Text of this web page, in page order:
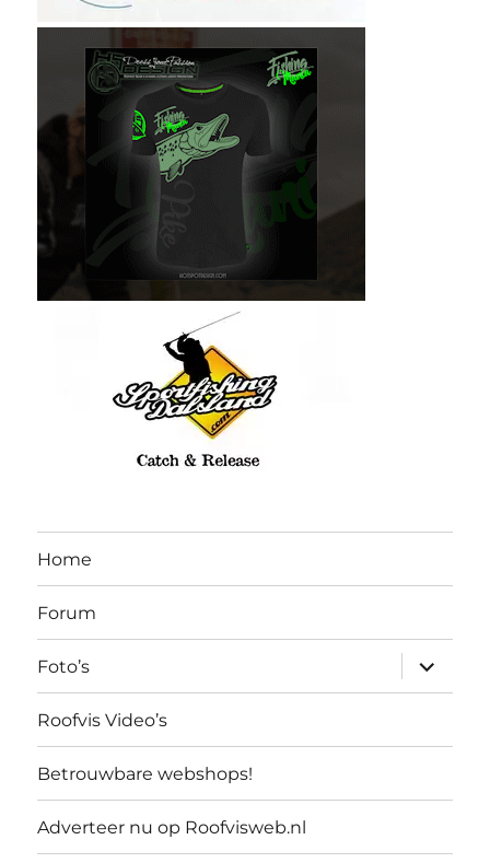
Home
Forum
Foto’s
Roofvis Video’s
Betrouwbare webshops!
Adverteer nu op Roofvisweb.nl